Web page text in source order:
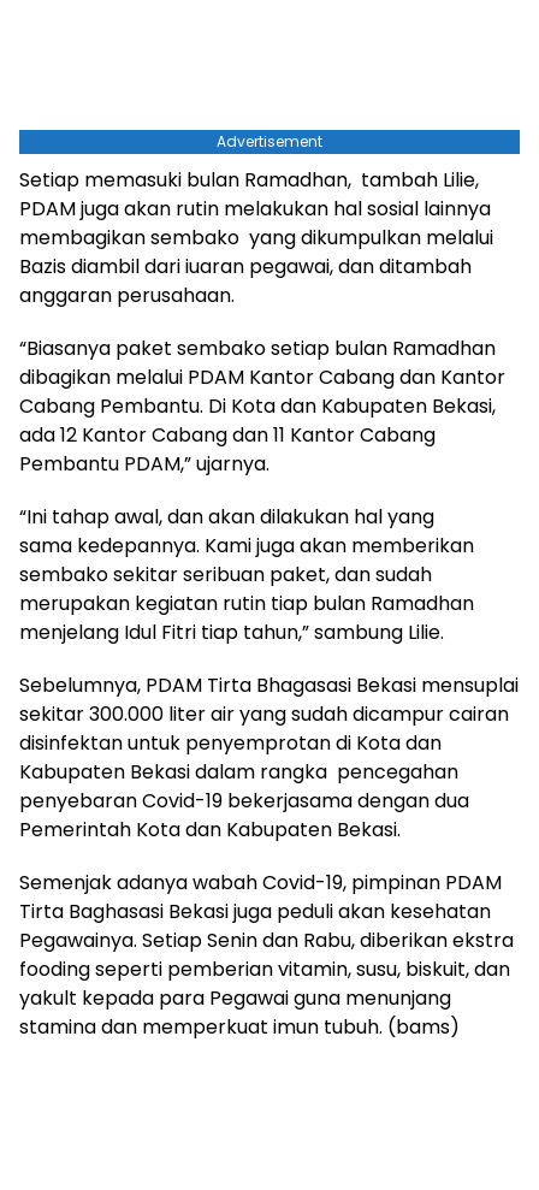
Advertisement
Setiap memasuki bulan Ramadhan, tambah Lilie,
PDAM juga akan rutin melakukan hal sosial lainnya
membagikan sembako yang dikumpulkan melalui
Bazis diambil dari iuaran pegawai, dan ditambah
anggaran perusahaan.
“Biasanya paket sembako setiap bulan Ramadhan
dibagikan melalui PDAM Kantor Cabang dan Kantor
Cabang Pembantu. Di Kota dan Kabupaten Bekasi,
ada 12 Kantor Cabang dan 11 Kantor Cabang
Pembantu PDAM,” ujarnya.
“Ini tahap awal, dan akan dilakukan hal yang
sama kedepannya. Kami juga akan memberikan
sembako sekitar seribuan paket, dan sudah
merupakan kegiatan rutin tiap bulan Ramadhan
menjelang Idul Fitri tiap tahun,” sambung Lilie.
Sebelumnya, PDAM Tirta Bhagasasi Bekasi mensuplai
sekitar 300.000 liter air yang sudah dicampur cairan
disinfektan untuk penyemprotan di Kota dan
Kabupaten Bekasi dalam rangka pencegahan
penyebaran Covid-19 bekerjasama dengan dua
Pemerintah Kota dan Kabupaten Bekasi.
Semenjak adanya wabah Covid-19, pimpinan PDAM
Tirta Baghasasi Bekasi juga peduli akan kesehatan
Pegawainya. Setiap Senin dan Rabu, diberikan ekstra
fooding seperti pemberian vitamin, susu, biskuit, dan
yakult kepada para Pegawai guna menunjang
stamina dan memperkuat imun tubuh. (bams)